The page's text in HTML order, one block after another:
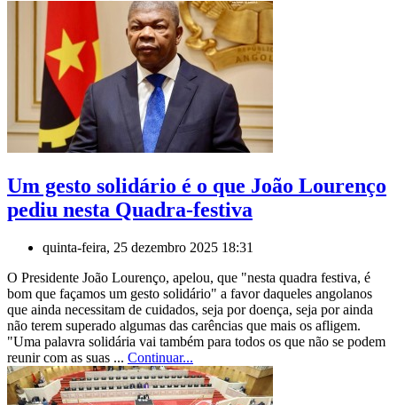
Um gesto solidário é o que João Lourenço
pediu nesta Quadra-festiva
quinta-feira, 25 dezembro 2025 18:31
O Presidente João Lourenço, apelou, que "nesta quadra festiva, é
bom que façamos um gesto solidário" a favor daqueles angolanos
que ainda necessitam de cuidados, seja por doença, seja por ainda
não terem superado algumas das carências que mais os afligem.
"Uma palavra solidária vai também para todos os que não se podem
reunir com as suas ... Continuar...